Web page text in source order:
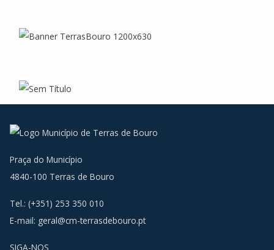
Praça do Município
4840-100 Terras de Bouro
Tel.: (+351) 253 350 010
E-mail: geral@cm-terrasdebouro.pt
SIGA-NOS